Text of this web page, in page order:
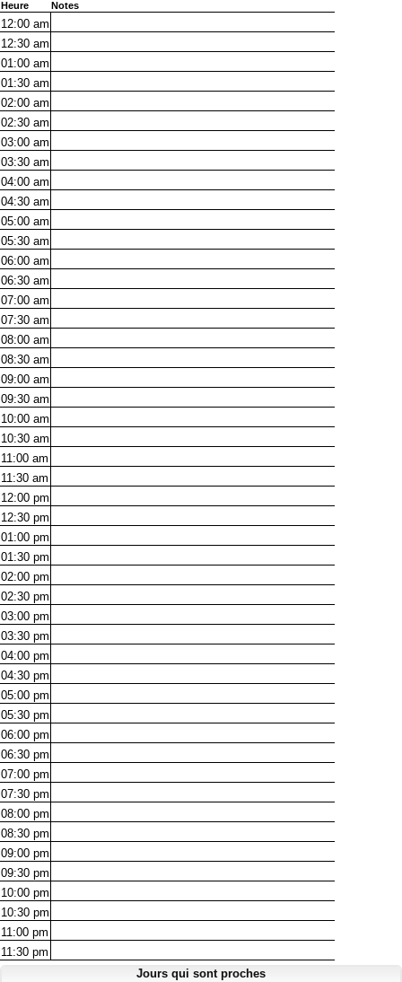
Heure Notes
12:00 am
12:30 am
01:00 am
01:30 am
02:00 am
02:30 am
03:00 am
03:30 am
04:00 am
04:30 am
05:00 am
05:30 am
06:00 am
06:30 am
07:00 am
07:30 am
08:00 am
08:30 am
09:00 am
09:30 am
10:00 am
10:30 am
11:00 am
11:30 am
12:00 pm
12:30 pm
01:00 pm
01:30 pm
02:00 pm
02:30 pm
03:00 pm
03:30 pm
04:00 pm
04:30 pm
05:00 pm
05:30 pm
06:00 pm
06:30 pm
07:00 pm
07:30 pm
08:00 pm
08:30 pm
09:00 pm
09:30 pm
10:00 pm
10:30 pm
11:00 pm
11:30 pm
Jours qui sont proches